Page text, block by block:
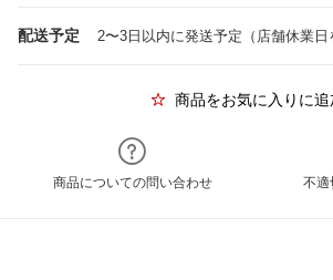
配送予定 2〜3日以内に発送予定（店舗休業日
商品をお気に入りに追
商品についての問い合わせ 不適